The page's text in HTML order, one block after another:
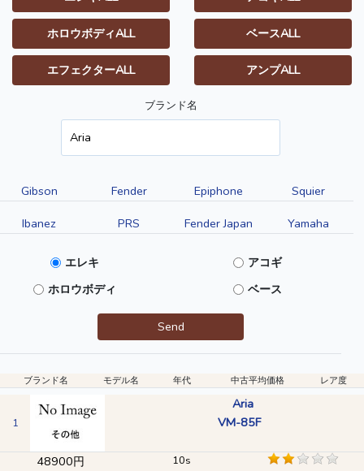
ホロウボディALL ベースALL
エフェクターALL アンプALL
ブランド名
Gibson Fender Epiphone
Squier
Ibanez
PRS Fender Japan Yamaha
エレキ
アコギ
ホロウボディ
ベース
Send
ブランド名 モデル名 年代 中古平均価格 レア度
1
Aria
VM-85F
48900円
10s